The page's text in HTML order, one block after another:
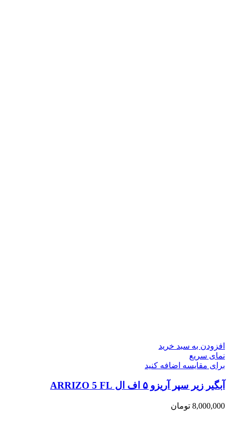
افزودن به سبد خرید
نمای سریع
برای مقایسه اضافه کنید
آبگیر زیر سپر آریزو ۵ اف ال ARRIZO 5 FL
8,000,000 تومان